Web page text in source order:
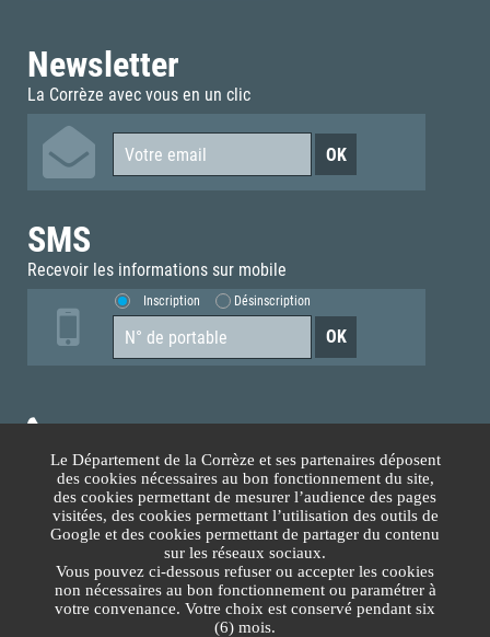
Newsletter
La Corrèze avec vous en un clic
SMS
Recevoir les informations sur mobile
Inscription Désinscription
Accès téléphonique sourds et malentendants
Nous contacter
Lundi au Vendredi
Le Département de la Corrèze et ses partenaires déposent
des cookies nécessaires au bon fonctionnement du site,
des cookies permettant de mesurer l’audience des pages
visitées, des cookies permettant l’utilisation des outils de
Google et des cookies permettant de partager du contenu
sur les réseaux sociaux.
Vous pouvez ci-dessous refuser ou accepter les cookies
non nécessaires au bon fonctionnement ou paramétrer à
votre convenance. Votre choix est conservé pendant six
(6) mois.